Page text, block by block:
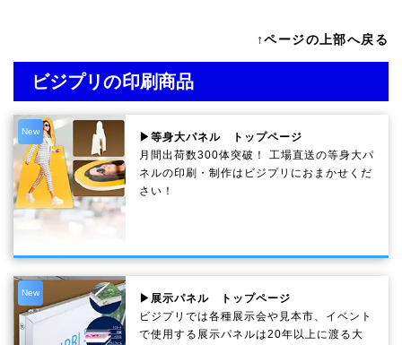
↑ページの上部へ戻る
ビジプリの印刷商品
New
▶等身大パネル トップページ
月間出荷数300体突破！ 工場直送の等身大パ
ネルの印刷・制作は ビジプリ におまかせくだ
さい！
New
▶展示パネル トップページ
ビジプリでは各種展示会や見本市、イベント
で使用する展示パネルは20年以上に渡る大